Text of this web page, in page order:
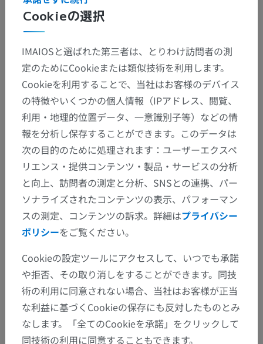
Cookieの選択
IMAIOSと選ばれた第三者は、とりわけ訪問者の測
定のためにCookieまたは類似技術を利用します。
Cookieを利用することで、当社はお客様のデバイス
の特徴やいくつかの個人情報（IPアドレス、閲覧、
利用・地理的位置データ、一意識別子等）などの情
報を分析し保存することができます。このデータは
次の目的のために処理されます：ユーザーエクスペ
リエンス・提供コンテンツ・製品・サービスの分析
と向上、訪問者の測定と分析、SNSとの連携、パー
ソナライズされたコンテンツの表示、パフォーマン
スの測定、コンテンツの訴求。詳細はプライバシー
ポリシーをご覧ください。
Cookieの設定ツールにアクセスして、いつでも承諾
や拒否、その取り消しをすることができます。同技
術の利用に同意されない場合、当社はお客様が正当
な利益に基づくCookieの保存にも反対したものとみ
なします。「全てのCookieを承諾」をクリックして
同技術の利用に同意することもできます。